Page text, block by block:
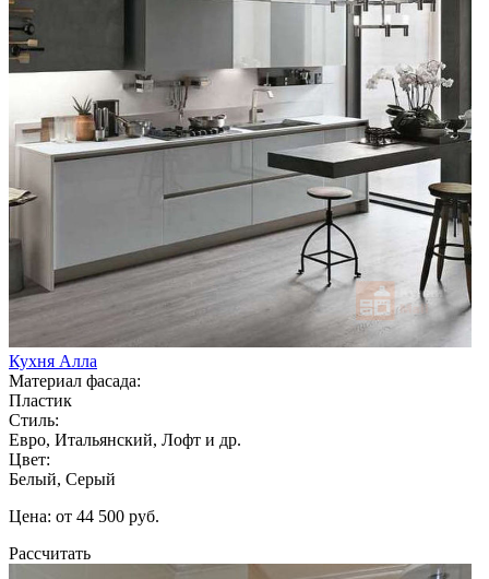
Кухня Алла
Материал фасада:
Пластик
Стиль:
Евро, Итальянский, Лофт и др.
Цвет:
Белый, Серый
Цена: от 44 500 руб.
Рассчитать